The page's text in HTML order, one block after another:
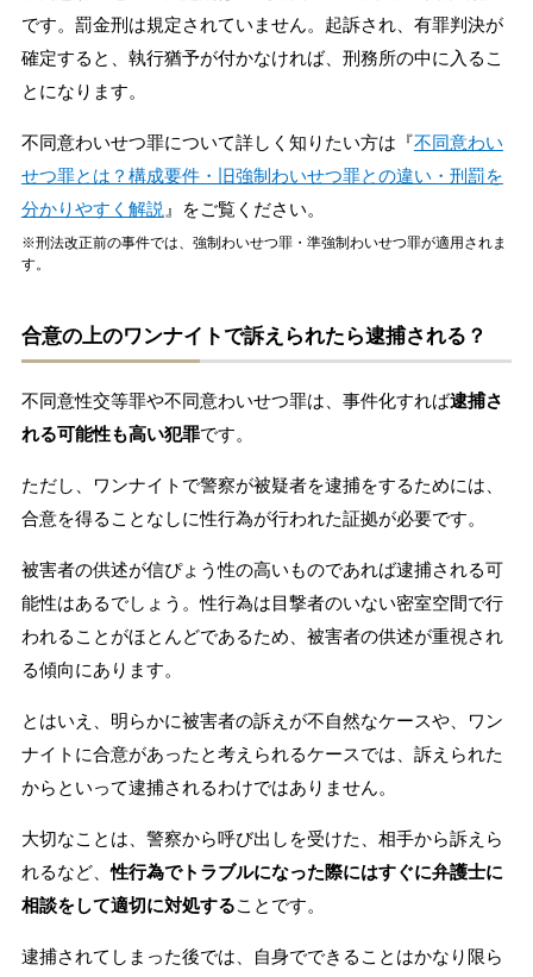
です。罰金刑は規定されていません。起訴され、有罪判決が
確定すると、執行猶予が付かなければ、刑務所の中に入るこ
とになります。
不同意わいせつ罪について詳しく知りたい方は『不同意わい
せつ罪とは？構成要件・旧強制わいせつ罪との違い・刑罰を
分かりやすく解説 』をご覧ください。
※刑法改正前の事件では、強制わいせつ罪・準強制わいせつ罪が適用されま
す。
合意の上のワンナイトで訴えられたら逮捕される？
不同意性交等罪や不同意わいせつ罪は、事件化すれば逮捕さ
れる可能性も高い犯罪です。
ただし、ワンナイトで警察が被疑者を逮捕をするためには、
合意を得ることなしに性行為が行われた証拠が必要です。
被害者の供述が信ぴょう性の高いものであれば逮捕される可
能性はあるでしょう。性行為は目撃者のいない密室空間で行
われることがほとんどであるため、被害者の供述が重視され
る傾向にあります。
とはいえ、明らかに被害者の訴えが不自然なケースや、ワン
ナイトに合意があったと考えられるケースでは、訴えられた
からといって逮捕されるわけではありません。
大切なことは、警察から呼び出しを受けた、相手から訴えら
れるなど、性行為でトラブルになった際にはすぐに弁護士に
相談をして適切に対処することです。
逮捕されてしまった後では、自身でできることはかなり限ら